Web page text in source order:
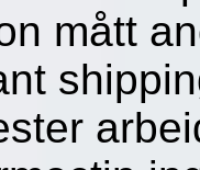
mått